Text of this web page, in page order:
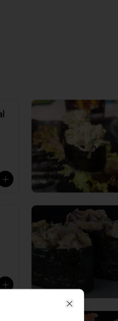
Close